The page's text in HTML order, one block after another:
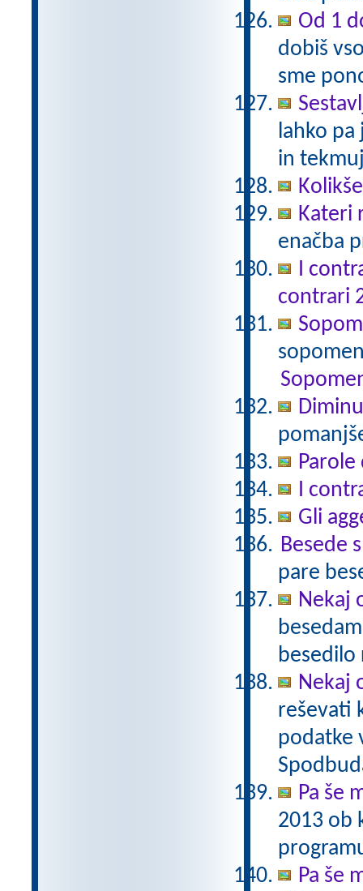
Od 1
dobiš
sme
lahko
in
Kateri
enačba
I
contrari
Parole
I
Gli
Besede
pare
Nekaj
besedilo
Nekaj
reševati
podatke
Pa še
2013 ob
Pa še